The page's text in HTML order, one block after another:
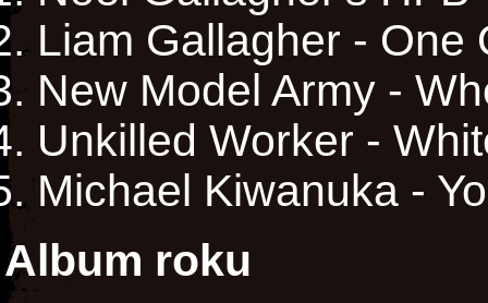
Liam Gallagher - One
New Model Army -
Unkilled Worker -
Michael Kiwanuka -
Album roku